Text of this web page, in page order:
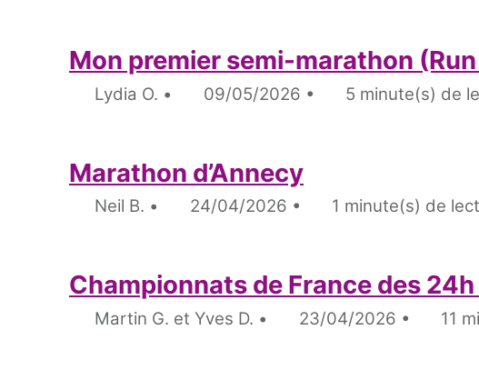
Mon premier semi-marathon
Lydia O. 09/05/2026 5 minute(s) de
Marathon d’Annecy
Neil B. 24/04/2026 1 minute(s) de
Championnats de France des
Martin G. et Yves D. 23/04/2026 11